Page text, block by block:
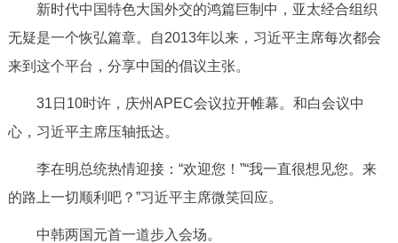
新时代中国特色大国外交的鸿篇巨制中，亚太经合组织
无疑是一个恢弘篇章。自2013年以来，习近平主席每次都会
来到这个平台，分享中国的倡议主张。
31日10时许，庆州APEC会议拉开帷幕。和白会议中
心，习近平主席压轴抵达。
李在明总统热情迎接：“欢迎您！”“我一直很想见您。来
的路上一切顺利吧？”习近平主席微笑回应。
中韩两国元首一道步入会场。